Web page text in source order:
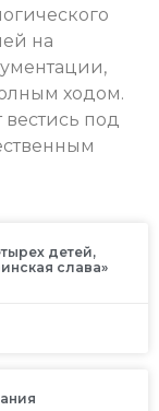
на
ходом.
под
детей,
слава»